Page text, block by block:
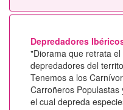
Depredadores
"Diorama que retrata
depredadores del
Tenemos a los
Carroñeros Populastas
el cual depreda